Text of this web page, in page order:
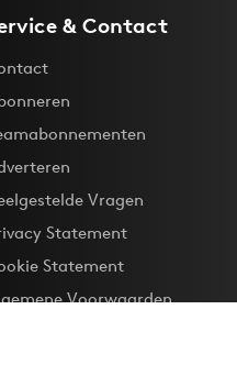
& Contact
Vragen
Statement
Statement
Voorwaarden